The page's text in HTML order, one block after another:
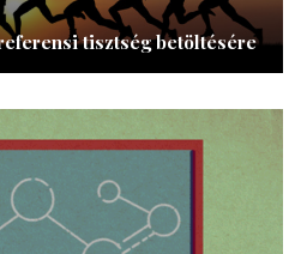
tisztség betöltésére